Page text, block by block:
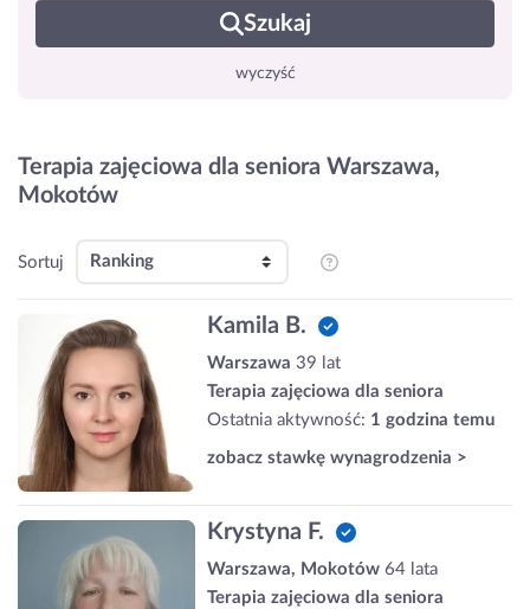
Szukaj
wyczyść
Terapia zajęciowa dla seniora Warszawa,
Mokotów
Sortuj
Kamila B.
Warszawa 39 lat
Terapia zajęciowa dla seniora
Ostatnia aktywność: 1 godzina temu
zobacz stawkę wynagrodzenia >
Krystyna F.
Warszawa, Mokotów 64 lata
Terapia zajęciowa dla seniora